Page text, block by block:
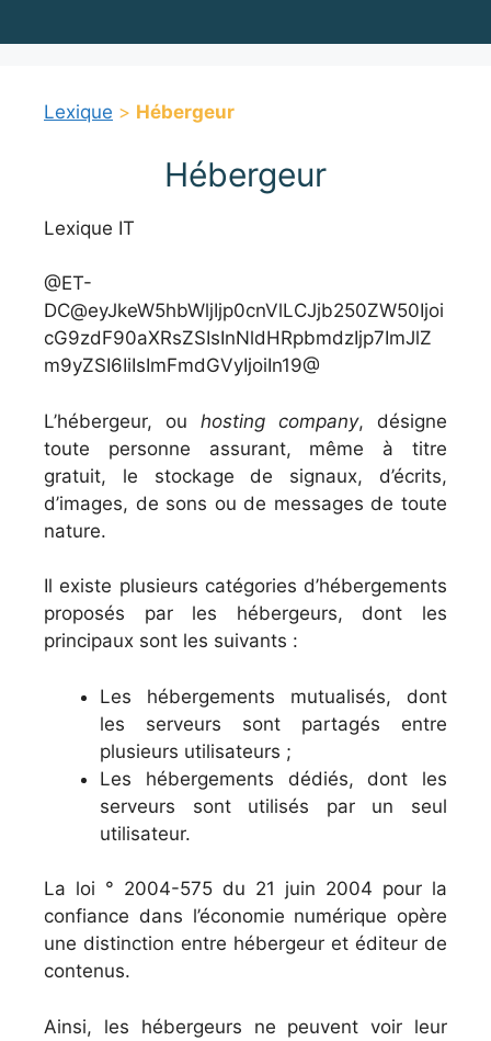
Lexique > Hébergeur
Hébergeur
Lexique IT
@ET-
DC@eyJkeW5hbWljIjp0cnVlLCJjb250ZW50Ijoi
cG9zdF90aXRsZSIsInNldHRpbmdzIjp7ImJlZ
m9yZSI6IiIsImFmdGVyIjoiIn19@
L’hébergeur, ou hosting company, désigne
toute personne assurant, même à titre
gratuit, le stockage de signaux, d’écrits,
d’images, de sons ou de messages de toute
nature.
Il existe plusieurs catégories d’hébergements
proposés par les hébergeurs, dont les
principaux sont les suivants :
Les hébergements mutualisés, dont
les serveurs sont partagés entre
plusieurs utilisateurs ;
Les hébergements dédiés, dont les
serveurs sont utilisés par un seul
utilisateur.
La loi ° 2004-575 du 21 juin 2004 pour la
confiance dans l’économie numérique opère
une distinction entre hébergeur et éditeur de
contenus.
Ainsi, les hébergeurs ne peuvent voir leur